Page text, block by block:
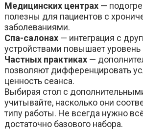
Медицинских центрах —
полезны для пациентов с
заболеваниями.
Спа-салонах — интеграция с
устройствами повышает уровень
Частных практиках —
позволяют дифференцировать
ценность сеанса.
Выбирая стол с
учитывайте, насколько они
типу работы. Не всегда нужно
достаточно базового набора.